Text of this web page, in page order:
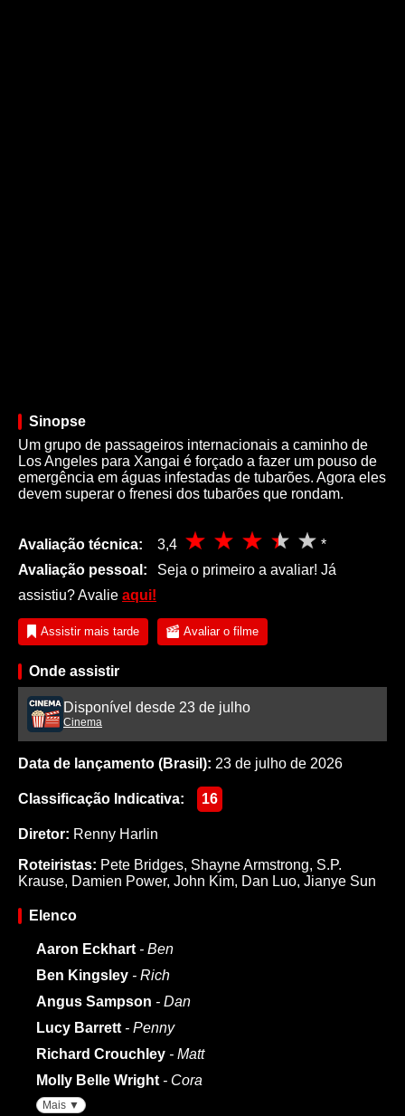
Sinopse
Um grupo de passageiros internacionais a caminho de
Los Angeles para Xangai é forçado a fazer um pouso de
emergência em águas infestadas de tubarões. Agora eles
devem superar o frenesi dos tubarões que rondam.
Avaliação técnica: 3,4
*
Avaliação pessoal:
Seja o primeiro a avaliar! Já
assistiu? Avalie aqui!
Assistir mais tarde Avaliar o filme
Onde assistir
Disponível desde 23 de julho
Cinema
Data de lançamento (Brasil): 23 de julho de 2026
Classificação Indicativa: 16
Diretor: Renny Harlin
Roteiristas: Pete Bridges, Shayne Armstrong, S.P.
Krause, Damien Power, John Kim, Dan Luo, Jianye Sun
Elenco
Aaron Eckhart - Ben
Ben Kingsley - Rich
Angus Sampson - Dan
Lucy Barrett - Penny
Richard Crouchley - Matt
Molly Belle Wright - Cora
Mais ▼